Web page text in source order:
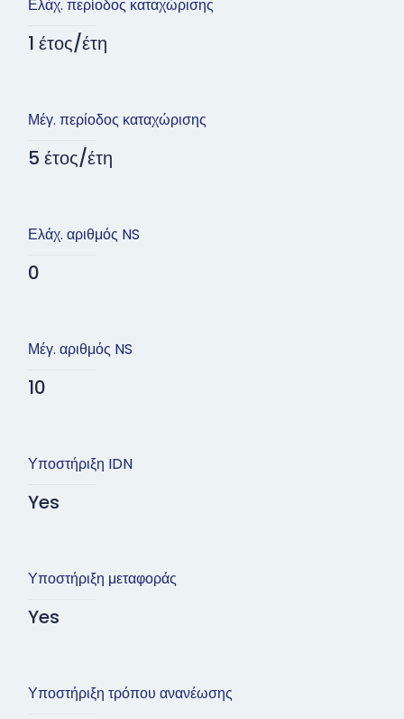
Ελάχ. περίοδος καταχώρισης
1 έτος/έτη
Μέγ. περίοδος καταχώρισης
5 έτος/έτη
Ελάχ. αριθμός NS
0
Μέγ. αριθμός NS
10
Υποστήριξη IDN
Yes
Υποστήριξη μεταφοράς
Yes
Υποστήριξη τρόπου ανανέωσης